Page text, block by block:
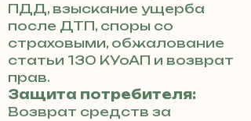
ПДД, взыскание ущерба
после ДТП, споры со
страховыми, обжалование
статьи 130 КУоАП и возврат
прав.
Защита потребителя:
Возврат средств за